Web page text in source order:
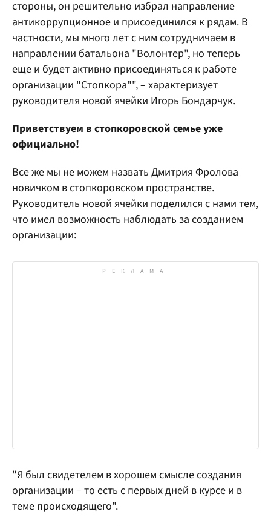
стороны, он решительно избрал направление
антикоррупционное и присоединился к рядам. В
частности, мы много лет с ним сотрудничаем в
направлении батальона "Волонтер", но теперь
еще и будет активно присоединяться к работе
организации "Стопкора"", – характеризует
руководителя новой ячейки Игорь Бондарчук.
Приветствуем в стопкоровской семье уже
официально!
Все же мы не можем назвать Дмитрия Фролова
новичком в стопкоровском пространстве.
Руководитель новой ячейки поделился с нами тем,
что имел возможность наблюдать за созданием
организации:
"Я был свидетелем в хорошем смысле создания
организации – то есть с первых дней в курсе и в
теме происходящего".